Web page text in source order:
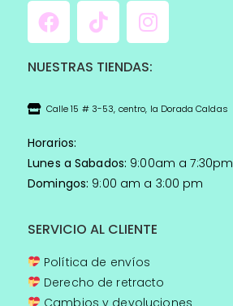
NUESTRAS TIENDAS:
Calle 15 # 3-53, centro, la Dorada Caldas
Horarios:
Lunes a Sabados: 9:00am a 7:30pm
Domingos: 9:00 am a 3:00 pm
SERVICIO AL CLIENTE
Política de envíos
Derecho de retracto
Cambios y devoluciones